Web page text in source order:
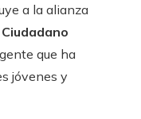
a la alianza
que ha
jóvenes y